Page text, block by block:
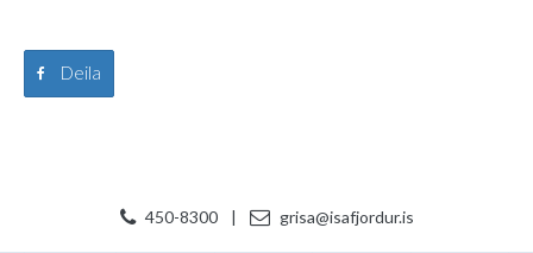
Deila
450-8300 | grisa@isafjordur.is